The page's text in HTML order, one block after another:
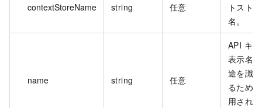
contextStoreName string 任意
トストア
名。
name string 任意
API キ
表示名
途を識
るため
用されま